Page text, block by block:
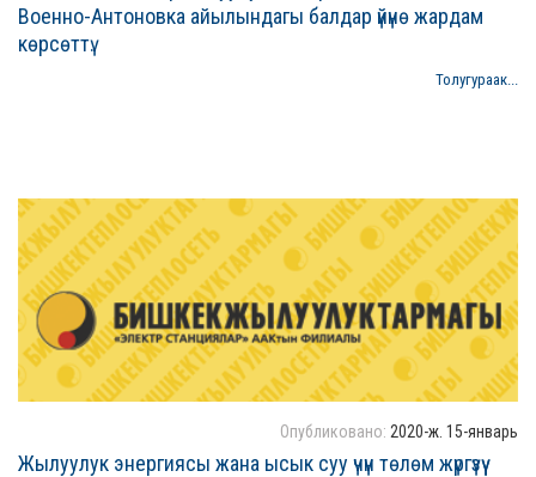
Военно-Антоновка айылындагы балдар үйүнө жардам
көрсөттү.
Толугураак...
Опубликовано: 2020-ж. 15-январь
Жылуулук энергиясы жана ысык суу үчүн төлөм жүргүзүү